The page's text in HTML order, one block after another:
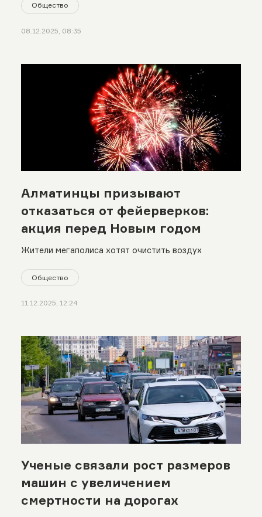
Общество
08.12.2025, 08:35
Алматинцы призывают
отказаться от фейерверков:
акция перед Новым годом
Жители мегаполиса хотят очистить воздух
Общество
11.12.2025, 12:24
Ученые связали рост размеров
машин с увеличением
смертности на дорогах